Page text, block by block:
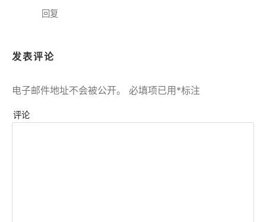
回复
发表评论
电子邮件地址不会被公开。 必填项已用*标注
评论